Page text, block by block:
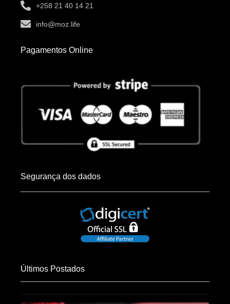
+258 21 40 14 21
info@moz.life
Pagamentos Online
Segurança dos dados
Últimos Postados